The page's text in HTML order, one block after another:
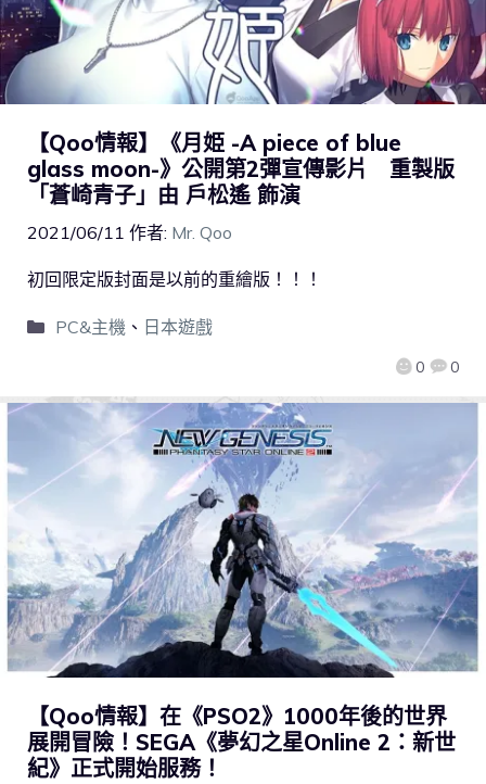
【Qoo情報】《月姫 -A piece of blue
glass moon-》公開第2彈宣傳影片 重製版
「蒼崎青子」由 戶松遙 飾演
2021/06/11 作者: Mr. Qoo
0 0
初回限定版封面是以前的重繪版！！！
PC&主機、 日本遊戲
【Qoo情報】在《PSO2》1000年後的世界
展開冒險！SEGA《夢幻之星Online 2：新世
紀》正式開始服務！